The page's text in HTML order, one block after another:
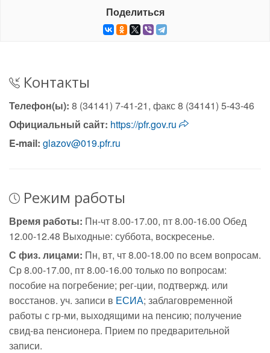
Поделиться
Контакты
Телефон(ы): 8 (34141) 7-41-21, факс 8 (34141) 5-43-46
Официальный сайт: https://pfr.gov.ru
E-mail: glazov@019.pfr.ru
Режим работы
Время работы: Пн-чт 8.00-17.00, пт 8.00-16.00 Обед
12.00-12.48 Выходные: суббота, воскресенье.
С физ. лицами: Пн, вт, чт 8.00-18.00 по всем вопросам.
Ср 8.00-17.00, пт 8.00-16.00 только по вопросам:
пособие на погребение; рег-ции, подтвержд. или
восстанов. уч. записи в ЕСИА; заблаговременной
работы с гр-ми, выходящими на пенсию; получение
свид-ва пенсионера. Прием по предварительной
записи.